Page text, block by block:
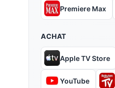
Premiere Max
ACHAT
Apple TV Store
YouTube